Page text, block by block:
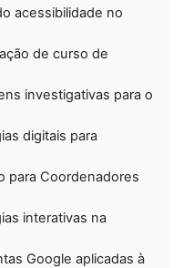
acessibilidade no
de curso de
investigativas para o
digitais para
para Coordenadores
interativas na
Google aplicadas à